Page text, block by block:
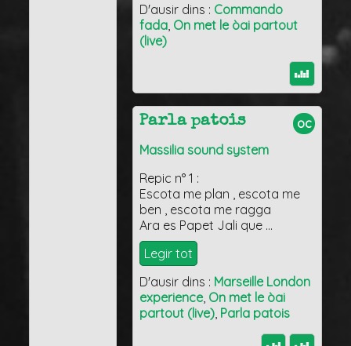
D'ausir dins : Commando
fada On met le òai partout
(live)
oc
Parla patois
Massilia sound system
Repic n° 1 :
Escota me plan , escota me
ben , escota me ragga
Ara es Papet Jali que …
Legir tot
D'ausir dins : Marseille London
experience, On met le òai
partout (live), Parla patois